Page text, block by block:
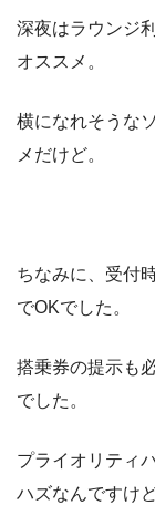
深夜はラウンジ
オススメ。
横になれそうな
メだけど。
ちなみに、受付
でOKでした。
搭乗券の提示も
でした。
プライオリティ
ハズなんですけど